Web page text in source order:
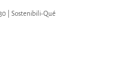
| Sostenibili-Qué